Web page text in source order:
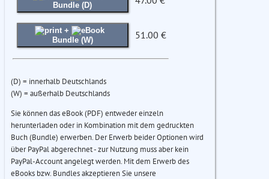
Bundle (D)
+
Bundle (W)
51.00 €
(D) = innerhalb Deutschlands
(W) = außerhalb Deutschlands
Sie können das eBook (PDF) entweder einzeln
herunterladen oder in Kombination mit dem gedruckten
Buch (Bundle) erwerben. Der Erwerb beider Optionen wird
über PayPal abgerechnet - zur Nutzung muss aber kein
PayPal-Account angelegt werden. Mit dem Erwerb des
eBooks bzw. Bundles akzeptieren Sie unsere